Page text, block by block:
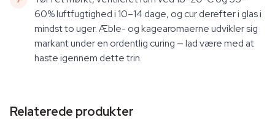
60% luftfugtighed i 10–14 dage, og cur derefter i glas i
mindst to uger. Æble- og kagearomaerne udvikler sig
markant under en ordentlig curing — lad være med at
haste igennem dette trin.
Relaterede produkter